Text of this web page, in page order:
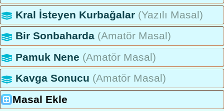
Kral İsteyen Kurbağalar (Yazılı Masal)
Bir Sonbaharda (Amatör Masal)
Pamuk Nene (Amatör Masal)
Kavga Sonucu (Amatör Masal)
Masal Ekle